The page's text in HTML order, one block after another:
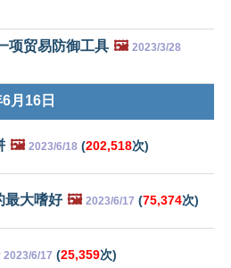
项贸易防御工具 🖼️ 2023/3/28
月16日
🖼️ 2023/6/18 (202,518次)
最大嗜好 🖼️ 2023/6/17 (75,374次)
2023/6/17 (25,359次)